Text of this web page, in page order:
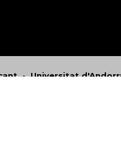
•Universitat